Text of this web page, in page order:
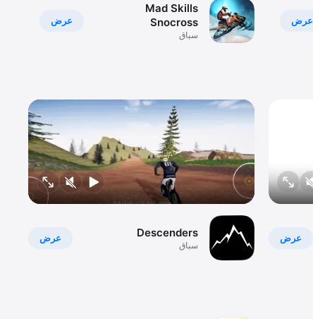
عرض عرض
Mad Skills
Snocross
سباق
عرض عرض Descenders
سباق